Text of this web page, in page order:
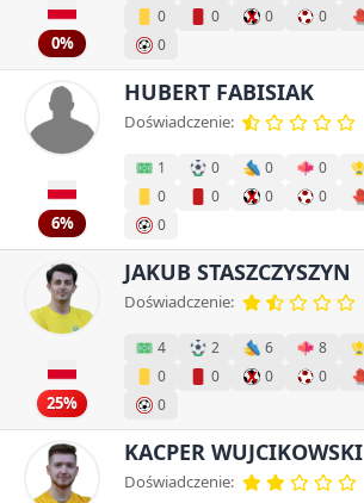
0%
0
0 0 0
0
6%
HUBERT FABISIAK
Doświadczenie:
1 0 0 0
0
0 0 0
0
25%
JAKUB STASZCZYSZYN
Doświadczenie:
4 2 6 8
0
0 0 0
0
KACPER WUJCIKOWSKI
Doświadczenie: